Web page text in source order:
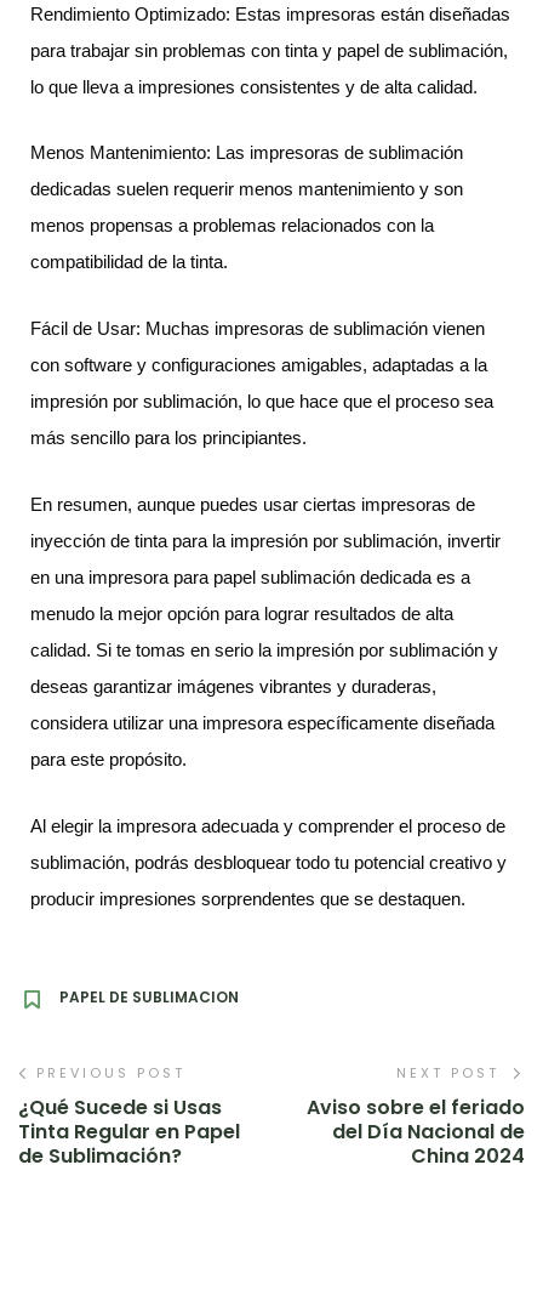
Rendimiento Optimizado: Estas impresoras están diseñadas
para trabajar sin problemas con tinta y papel de sublimación,
lo que lleva a impresiones consistentes y de alta calidad.
Menos Mantenimiento: Las impresoras de sublimación
dedicadas suelen requerir menos mantenimiento y son
menos propensas a problemas relacionados con la
compatibilidad de la tinta.
Fácil de Usar: Muchas impresoras de sublimación vienen
con software y configuraciones amigables, adaptadas a la
impresión por sublimación, lo que hace que el proceso sea
más sencillo para los principiantes.
En resumen, aunque puedes usar ciertas impresoras de
inyección de tinta para la impresión por sublimación, invertir
en una impresora para papel sublimación dedicada es a
menudo la mejor opción para lograr resultados de alta
calidad. Si te tomas en serio la impresión por sublimación y
deseas garantizar imágenes vibrantes y duraderas,
considera utilizar una impresora específicamente diseñada
para este propósito.
Al elegir la impresora adecuada y comprender el proceso de
sublimación, podrás desbloquear todo tu potencial creativo y
producir impresiones sorprendentes que se destaquen.
PAPEL DE SUBLIMACION
PREVIOUS POST
¿Qué Sucede si Usas
Tinta Regular en Papel
de Sublimación?
NEXT POST
Aviso sobre el feriado
del Día Nacional de
China 2024